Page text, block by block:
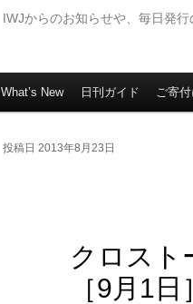
IWJからのお知らせや、毎日発
メインコンテンツへ移動
サブコンテンツへ移動
What’s New 日刊ガイド ご寄
クロスト
［9月1日
投稿日 2013年8月23日